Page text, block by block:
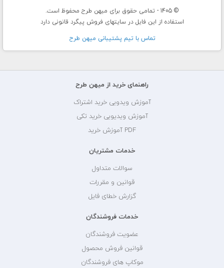
© 1405 - تمامی حقوق برای میهن طرح محفوظ است.
استفاده از این فایل در سایتهای فروش پیگرد قانونی دارد
تماس با تيم پشتيبانی ميهن طرح
راهنمای خرید از میهن طرح
آموزش ویدویی خرید اشتراک
آموزش ویدیویی خرید تکی
PDF آموزش خرید
خدمات مشتریان
سوالات متداول
قوانین و مقررات
گزارش خطای فایل
خدمات فروشندگان
عضویت فروشندگان
قوانین فروش محصول
موکاپ های فروشندگان